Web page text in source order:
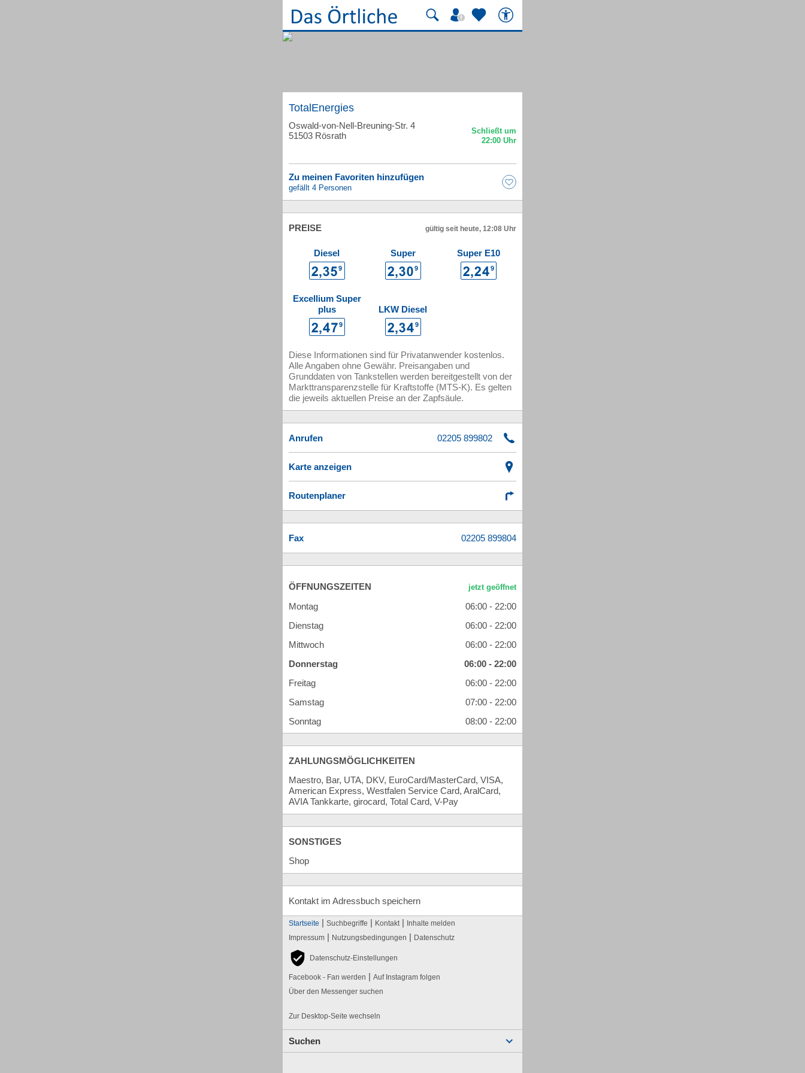
TotalEnergies
Oswald-von-Nell-Breuning-Str. 4
51503 Rösrath
Zu meinen Favoriten hinzufügen
gefällt 4 Personen
PREISE gültig seit heute, 12:08 Uhr
Diesel Super Super E10
Excellium Super
plus
LKW Diesel
Diese Informationen sind für Privatanwender kostenlos.
Alle Angaben ohne Gewähr. Preisangaben und
Grunddaten von Tankstellen werden bereitgestellt von der
Markttransparenzstelle für Kraftstoffe (MTS-K). Es gelten
die jeweils aktuellen Preise an der Zapfsäule.
Anrufen
Karte anzeigen
Routenplaner
Fax
ÖFFNUNGSZEITEN
Montag
06:00 - 22:00
Dienstag
06:00 - 22:00
Mittwoch
06:00 - 22:00
Donnerstag
06:00 - 22:00
Freitag
06:00 - 22:00
Samstag
07:00 - 22:00
Sonntag
08:00 - 22:00
ZAHLUNGSMÖGLICHKEITEN
Maestro, Bar, UTA, DKV, EuroCard/MasterCard, VISA,
American Express, Westfalen Service Card, AralCard,
AVIA Tankkarte, girocard, Total Card, V-Pay
SONSTIGES
Shop
Kontakt im Adressbuch speichern
Startseite | Suchbegriffe | Kontakt | Inhalte melden
Impressum | Nutzungsbedingungen | Datenschutz
Datenschutz-Einstellungen
Facebook - Fan werden | Auf Instagram folgen
Über den Messenger suchen
Zur Desktop-Seite wechseln
Suchen